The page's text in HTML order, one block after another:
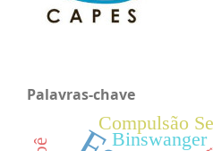
Palavras-chave
Compulsão
Binswanger